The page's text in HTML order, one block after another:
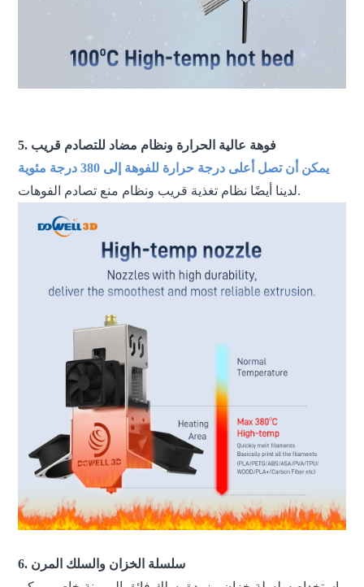
5. فوهة عالية الحرارة ونظام مضاد للتصادم قريب
يمكن أن تصل أعلى درجة حرارة للفوهة إلى 380 درجة مئوية
لدينا أيضًا نظام تغذية قريب ونظام منع تصادم الفوهات.
6. سلسلة الخزان والسلك المرن